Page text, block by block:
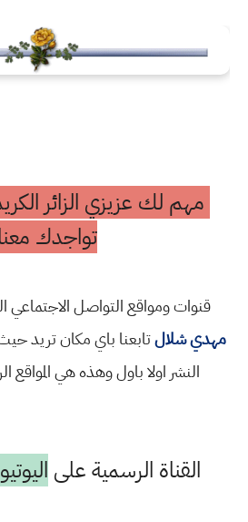
مهم لك عزيزي الزائر
تواجدك
قنوات ومواقع التواصل الاجتماعي
مهدي شلالتابعنا باي مكان تريد
النشر اولا باول وهذه هي المواقع
القناة الرسمية على